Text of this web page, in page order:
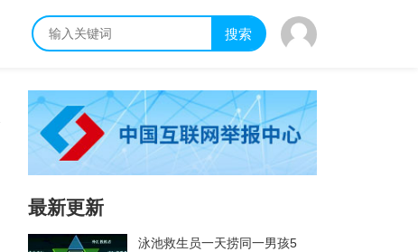
搜索
最新更新
泳池救生员一天捞同一男孩5